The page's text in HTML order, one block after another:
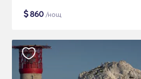
$860 /нощ